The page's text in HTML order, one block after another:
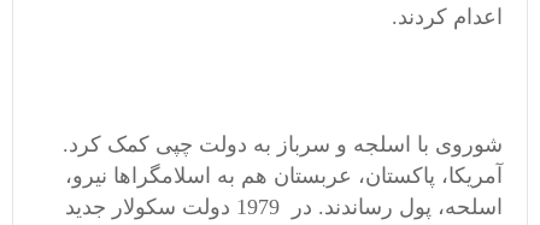
اعدام کردند.
شوروی با اسلجه و سرباز به دولت چپی کمک کرد.
آمریکا، پاکستان، عربستان هم به اسلامگراها نیرو،
اسلحه، پول رساندند. در 1979 دولت سکولار جدید